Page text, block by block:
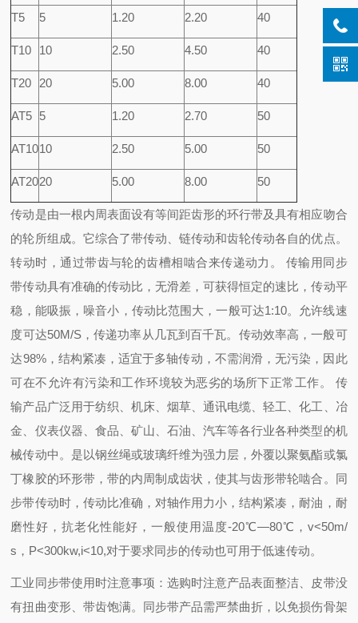
T5 5 1.20 2.20 40
T10 10 2.50 4.50 40
T20 20 5.00 8.00 40
AT5 5 1.20 2.70 50
AT1010 2.50 5.00 50
AT2020 5.00 8.00 50
传动是由一根内周表面设有等间距齿形的环行带及具有相应吻合
的轮所组成。它综合了带传动、链传动和齿轮传动各自的优点。
转动时，通过带齿与轮的齿槽相啮合来传递动力。 传输用同步
带传动具有准确的传动比，无滑差，可获得恒定的速比，传动平
稳，能吸振，噪音小，传动比范围大，一般可达1:10。允许线速
度可达50M/S，传递功率从几瓦到百千瓦。传动效率高，一般可
达98%，结构紧凑，适宜于多轴传动，不需润滑，无污染，因此
可在不允许有污染和工作环境较为恶劣的场所下正常工作。 传
输产品广泛用于纺织、机床、烟草、通讯电缆、轻工、化工、冶
金、仪表仪器、食品、矿山、石油、汽车等各行业各种类型的机
械传动中。是以钢丝绳或玻璃纤维为强力层，外覆以聚氨酯或氯
丁橡胶的环形带，带的内周制成齿状，使其与齿形带轮啮合。同
步带传动时，传动比准确，对轴作用力小，结构紧凑，耐油，耐
磨性好，抗老化性能好，一般使用温度-20℃―80℃，v<50m/
s，P<300kw,i<10,对于要求同步的传动也可用于低速传动。
工业同步带使用时注意事项： 选购时注意产品表面整洁、皮带没
有扭曲变形、带齿饱满。 同步带产品需严禁曲折，以免损伤骨架